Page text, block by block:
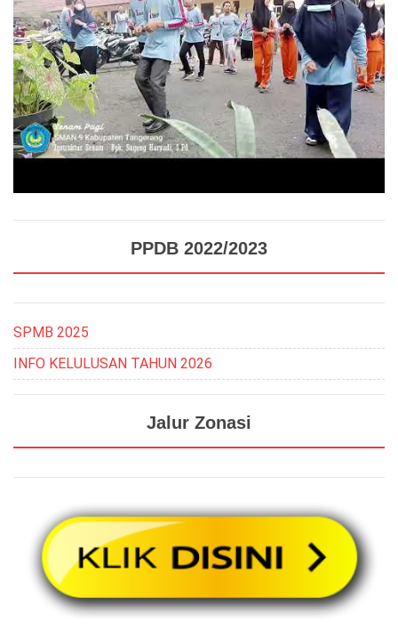
PPDB 2022/2023
SPMB 2025
INFO KELULUSAN TAHUN 2026
Jalur Zonasi